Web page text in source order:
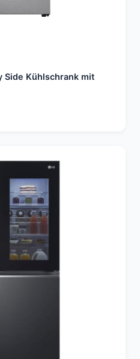
Side Kühlschrank mit